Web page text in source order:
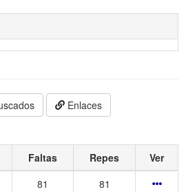
Enlaces
Faltas Repes
Ver
81 81